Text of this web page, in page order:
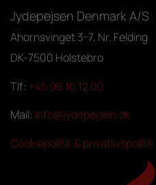
Jydepejsen Denmark A/S
Ahornsvinget 3-7, Nr. Felding
DK-7500 Holstebro
Tlf: +45 96 10 12 00
Mail: info@jydepejsen.dk
Cookiepolitik & privatlivspolitik